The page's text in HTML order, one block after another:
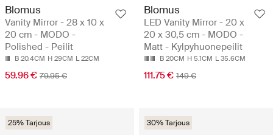
Blomus
Vanity Mirror - 28 x 10 x
20 cm - MODO -
Polished - Peilit
B 20.4CM H 29CM L 22CM
59.96 € 79.95 €
Blomus
LED Vanity Mirror - 20 x
20 x 30,5 cm - MODO -
Matt - Kylpyhuonepeilit
B 20CM H 5.1CM L 35.6CM
111.75 € 149 €
25% Tarjous 30% Tarjous